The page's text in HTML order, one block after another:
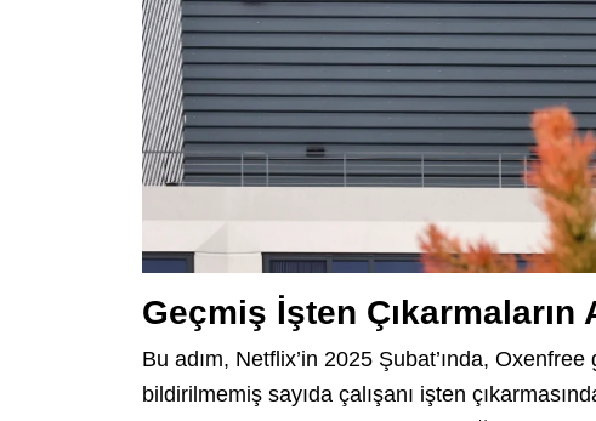
Geçmiş İşten Çıkarmaların
Bu adım, Netflix’in 2025 Şubat’ında,
bildirilmemiş sayıda çalışanı işten